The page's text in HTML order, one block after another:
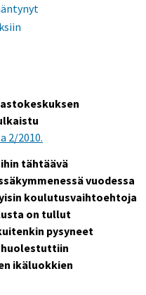
2/2010.
tähtäävä
vuodessa
koulutusvaihtoehtoja
on tullut
pysyneet
huolestuttiin
ikäluokkien